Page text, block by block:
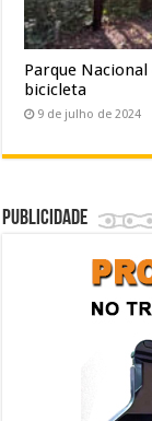
Parque
bicicleta
9 de julho de 2024
Publicidade